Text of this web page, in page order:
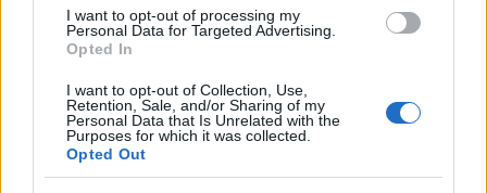
I want to opt-out of processing my
Personal Data for Targeted Advertising.
Opted In
I want to opt-out of Collection, Use,
Retention, Sale, and/or Sharing of my
Personal Data that Is Unrelated with the
Purposes for which it was collected.
Opted Out
antagonisztikus ellentétről van szó, s Konrád még a
látszólagos teljes egyetértés időszakában is rejtett
gyűlölettel viseltetik Henrik iránt, s elszereti tőle
fiatal feleségét, Krisztinát. Hogy ez a gyűlölet valós
volt-e vagy csak Henrik agyszüleménye, arra a
darabból és az előadásból sem kapunk választ.
Roman Polákés a díszlettervező
szokványos módon oldották meg az előadás képi